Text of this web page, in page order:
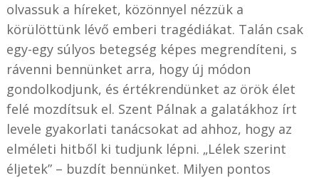
olvassuk a híreket, közönnyel nézzük a
körülöttünk lévő emberi tragédiákat. Talán csak
egy-egy súlyos betegség képes megrendíteni, s
rávenni bennünket arra, hogy új módon
gondolkodjunk, és értékrendünket az örök élet
felé mozdítsuk el. Szent Pálnak a galatákhoz írt
levele gyakorlati tanácsokat ad ahhoz, hogy az
elméleti hitből ki tudjunk lépni. „Lélek szerint
éljetek” – buzdít bennünket. Milyen pontos